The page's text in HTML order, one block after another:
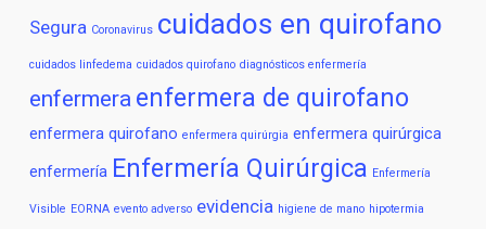
Segura Coronavirus cuidados en quirofano
cuidados linfedema cuidados quirofano diagnósticos enfermería
enfermera enfermera de quirofano
enfermera quirofano enfermera quirúrgia enfermera quirúrgica
enfermería Enfermería Quirúrgica Enfermería
Visible EORNA evento adverso evidencia higiene de mano hipotermia